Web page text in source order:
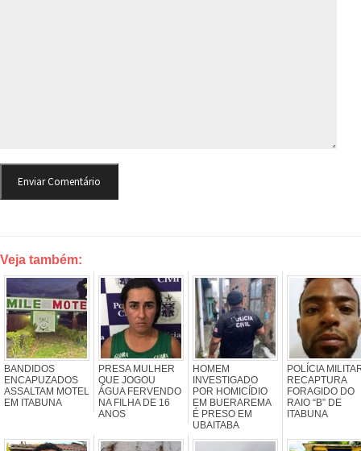
Veja também:
BANDIDOS
ENCAPUZADOS
ASSALTAM MOTEL
EM ITABUNA
PRESA MULHER
QUE JOGOU
ÁGUA FERVENDO
NA FILHA DE 16
ANOS
HOMEM
INVESTIGADO
POR HOMICÍDIO
EM BUERAREMA
É PRESO EM
UBAITABA
POLÍCIA
RECAPTURA
FORAGIDO DO
RAIO “B” DE
ITABUNA